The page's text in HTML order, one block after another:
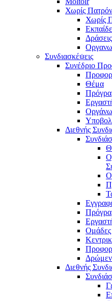
Χωρίς Πατρόν
Χωρίς
Συνδιασκέψεις
Συνέδριο
Θέμα
Διεθνής
Ομάδες
Διεθνής